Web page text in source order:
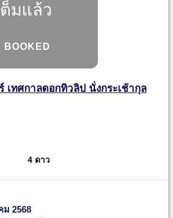
มแล้ว
BOOKED
เทศกาลดอกทิวลิป นั่งกระเช้ากุล
4 ดาว
ม 2568